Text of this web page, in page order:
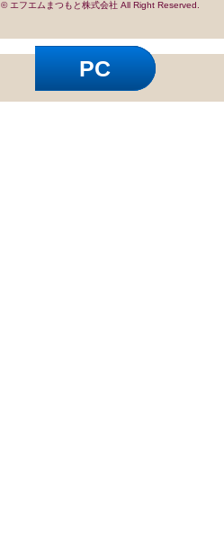
© エフエムまつもと株式会社 All Right Reserved.
PC